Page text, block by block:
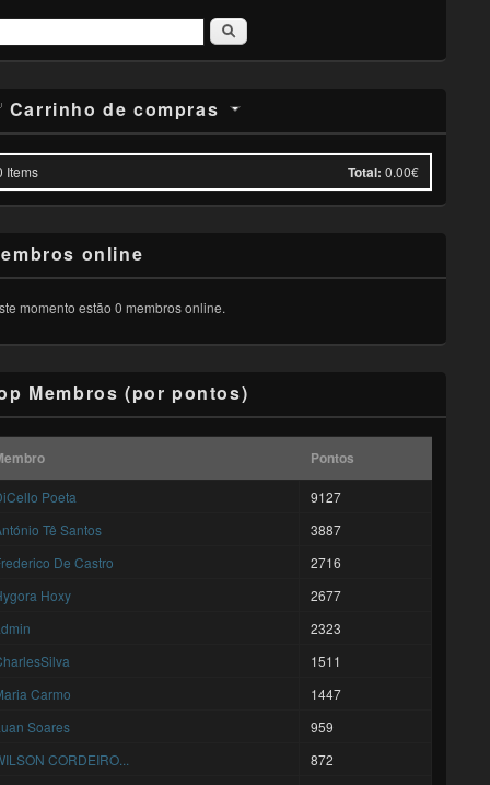
Pesquisar
Carrinho de compras
Items Total: 0.00€
online
momento estão 0 membros online.
Membros (por pontos)
Pontos
Poeta
9127
Tê Santos
3887
De Castro
2716
Hoxy
2677
2323
1511
Carmo
1447
Soares
959
CORDEIRO...
872